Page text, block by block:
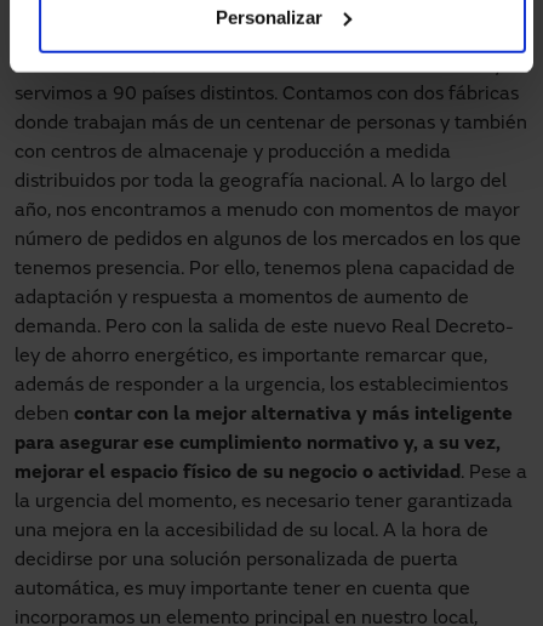
Personalizar
responder a esta gran demanda?
servimos a 90 países distintos. Contamos con dos fábricas
donde trabajan más de un centenar de personas y también
con centros de almacenaje y producción a medida
distribuidos por toda la geografía nacional. A lo largo del
año, nos encontramos a menudo con momentos de mayor
número de pedidos en algunos de los mercados en los que
tenemos presencia. Por ello, tenemos plena capacidad de
adaptación y respuesta a momentos de aumento de
demanda. Pero con la salida de este nuevo Real Decreto-
ley de ahorro energético, es importante remarcar que,
además de responder a la urgencia, los establecimientos
deben contar con la mejor alternativa y más inteligente
para asegurar ese cumplimiento normativo y, a su vez,
mejorar el espacio físico de su negocio o actividad . Pese a
la urgencia del momento, es necesario tener garantizada
una mejora en la accesibilidad de su local. A la hora de
decidirse por una solución personalizada de puerta
automática, es muy importante tener en cuenta que
incorporamos un elemento principal en nuestro local,